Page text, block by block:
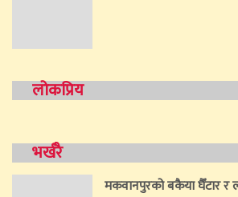
लोकप्रिय
भर्खरै
मकवानपुरको बकैया घैँटार र